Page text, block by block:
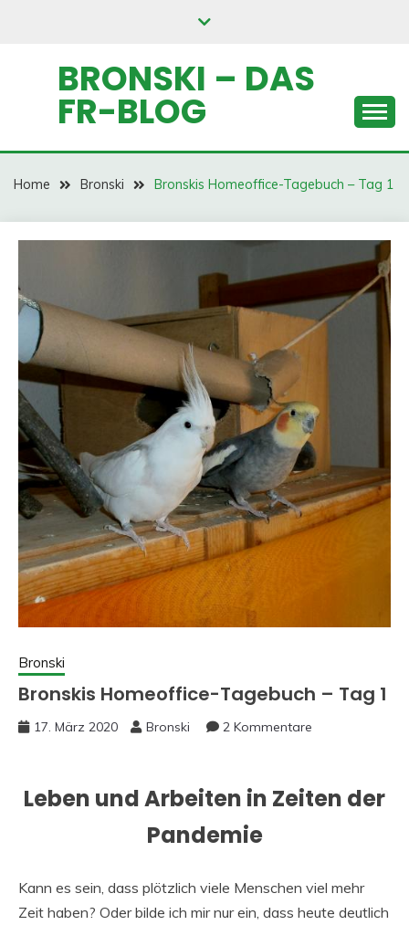
BRONSKI – DAS
FR-BLOG
Home Bronski Bronskis Homeoffice-Tagebuch – Tag 1
Bronski
Bronskis Homeoffice-Tagebuch – Tag 1
17. März 2020 Bronski 2 Kommentare
Leben und Arbeiten in Zeiten der
Pandemie
Kann es sein, dass plötzlich viele Menschen viel mehr
Zeit haben? Oder bilde ich mir nur ein, dass heute deutlich